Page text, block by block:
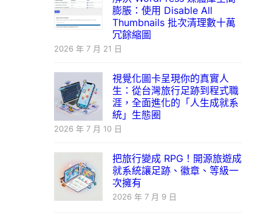
膨脹：使用 Disable All
Thumbnails 批次清理數十萬
冗餘縮圖
2026 年 7 月 21 日
視覺化圖卡呈現你的真實人
生：從台灣旅行足跡到程式職
涯，全面進化的「人生成就系
統」生態圈
2026 年 7 月 10 日
把旅行變成 RPG！開源旅遊成
就系統讓足跡、徽章、等級一
次擁有
2026 年 7 月 9 日